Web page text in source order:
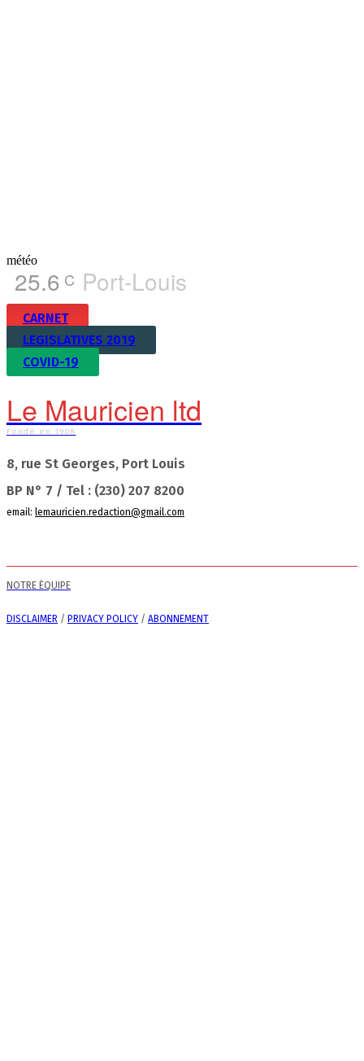
météo
25.6 C Port-Louis
CARNET
LEGISLATIVES 2019
COVID-19
Le Mauricien ltd
Fondé en 1908
8, rue St Georges, Port Louis
BP N° 7 / Tel : (230) 207 8200
email: lemauricien.redaction@gmail.com
NOTRE ÉQUIPE
DISCLAIMER / PRIVACY POLICY / ABONNEMENT